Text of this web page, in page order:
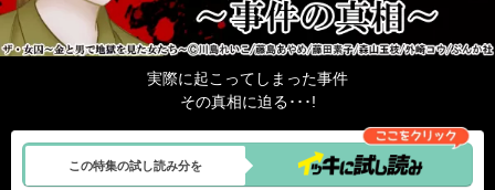
実際に起こってしまった事件
その真相に迫る･･･!
この特集の試し読み分を